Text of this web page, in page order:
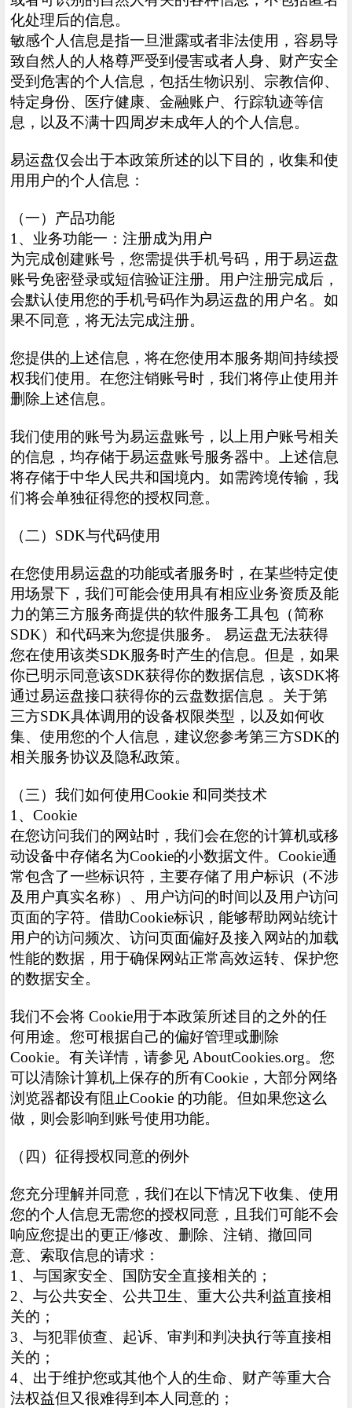
化处理后的信息。
敏感个人信息是指一旦泄露或者非法使用，容易导
致自然人的人格尊严受到侵害或者人身、财产安全
受到危害的个人信息，包括生物识别、宗教信仰、
特定身份、医疗健康、金融账户、行踪轨迹等信
息，以及不满十四周岁未成年人的个人信息。
易运盘仅会出于本政策所述的以下目的，收集和使
用用户的个人信息：
（一）产品功能
1、业务功能一：注册成为用户
为完成创建账号，您需提供手机号码，用于易运盘
账号免密登录或短信验证注册。用户注册完成后，
会默认使用您的手机号码作为易运盘的用户名。如
果不同意，将无法完成注册。
您提供的上述信息，将在您使用本服务期间持续授
权我们使用。在您注销账号时，我们将停止使用并
删除上述信息。
我们使用的账号为易运盘账号，以上用户账号相关
的信息，均存储于易运盘账号服务器中。上述信息
将存储于中华人民共和国境内。如需跨境传输，我
们将会单独征得您的授权同意。
（二）SDK与代码使用
在您使用易运盘的功能或者服务时，在某些特定使
用场景下，我们可能会使用具有相应业务资质及能
力的第三方服务商提供的软件服务工具包（简称
SDK）和代码来为您提供服务。 易运盘无法获得
您在使用该类SDK服务时产生的信息。但是，如果
你已明示同意该SDK获得你的数据信息，该SDK将
通过易运盘接口获得你的云盘数据信息 。关于第
三方SDK具体调用的设备权限类型，以及如何收
集、使用您的个人信息，建议您参考第三方SDK的
相关服务协议及隐私政策。
（三）我们如何使用Cookie 和同类技术
1、Cookie
在您访问我们的网站时，我们会在您的计算机或移
动设备中存储名为Cookie的小数据文件。Cookie通
常包含了一些标识符，主要存储了用户标识（不涉
及用户真实名称）、用户访问的时间以及用户访问
页面的字符。借助Cookie标识，能够帮助网站统计
用户的访问频次、访问页面偏好及接入网站的加载
性能的数据，用于确保网站正常高效运转、保护您
的数据安全。
我们不会将 Cookie用于本政策所述目的之外的任
何用途。您可根据自己的偏好管理或删除
Cookie。有关详情，请参见 AboutCookies.org。您
可以清除计算机上保存的所有Cookie，大部分网络
浏览器都设有阻止Cookie 的功能。但如果您这么
做，则会影响到账号使用功能。
（四）征得授权同意的例外
您充分理解并同意，我们在以下情况下收集、使用
您的个人信息无需您的授权同意，且我们可能不会
响应您提出的更正/修改、删除、注销、撤回同
意、索取信息的请求：
1、与国家安全、国防安全直接相关的；
2、与公共安全、公共卫生、重大公共利益直接相
关的；
3、与犯罪侦查、起诉、审判和判决执行等直接相
关的；
4、出于维护您或其他个人的生命、财产等重大合
法权益但又很难得到本人同意的；